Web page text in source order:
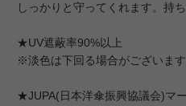
しっかりと守ってくれます。持
★UV遮蔽率90%以上
※淡色は下回る場合がございます
★JUPA(日本洋傘振興協議会)マ